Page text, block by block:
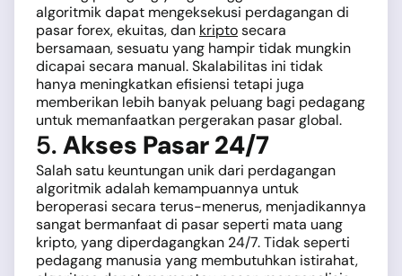
algoritmik dapat mengeksekusi perdagangan di
pasar forex, ekuitas, dan kriptosecara
bersamaan, sesuatu yang hampir tidak mungkin
dicapai secara manual. Skalabilitas ini tidak
hanya meningkatkan efisiensi tetapi juga
memberikan lebih banyak peluang bagi pedagang
untuk memanfaatkan pergerakan pasar global.
5.Akses Pasar 24/7
Salah satu keuntungan unik dari perdagangan
algoritmik adalah kemampuannya untuk
beroperasi secara terus-menerus, menjadikannya
sangat bermanfaat di pasar seperti mata uang
kripto, yang diperdagangkan 24/7. Tidak seperti
pedagang manusia yang membutuhkan istirahat,